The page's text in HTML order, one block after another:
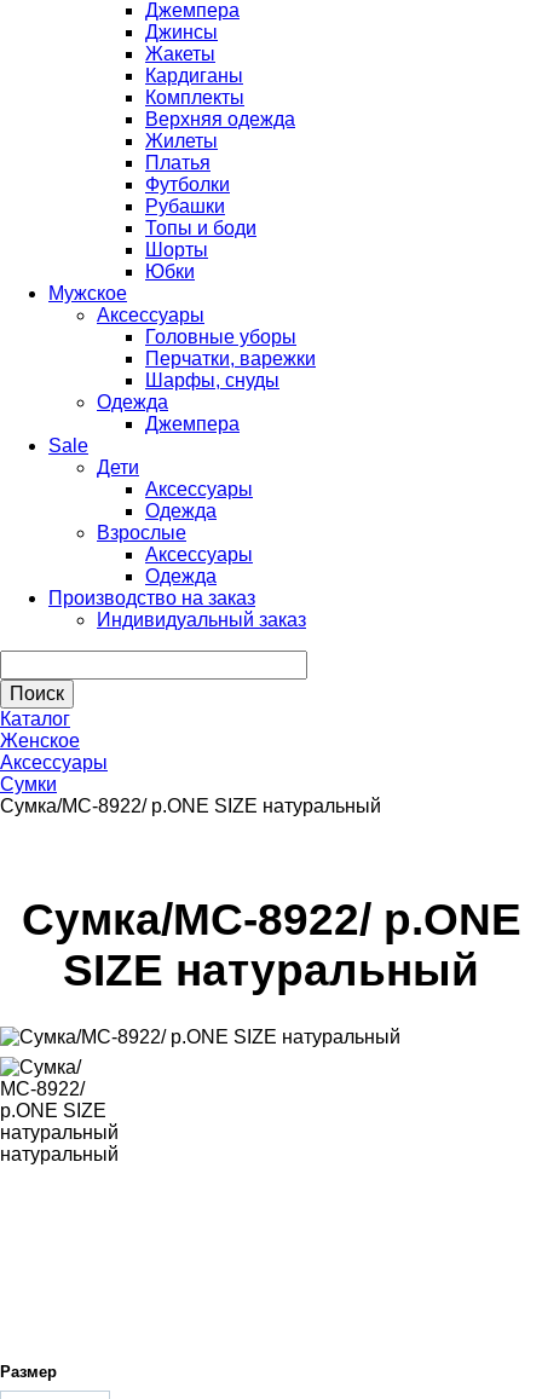
Джемпера
Джинсы
Жакеты
Кардиганы
Комплекты
Верхняя одежда
Жилеты
Платья
Футболки
Рубашки
Топы и боди
Шорты
Юбки
Мужское
Аксессуары
Головные уборы
Перчатки, варежки
Шарфы, снуды
Одежда
Джемпера
Sale
Дети
Аксессуары
Одежда
Взрослые
Аксессуары
Одежда
Производство на заказ
Индивидуальный заказ
Каталог
Женское
Аксессуары
Сумки
Сумка/МС-8922/ р.ONE SIZE натуральный
Сумка/МС-8922/ р.ONE
SIZE натуральный
Размер